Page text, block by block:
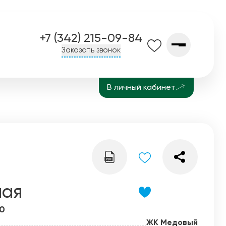
+7 (342) 215-09-84
Заказать звонок
В личный кабинет
ЖК Медовый